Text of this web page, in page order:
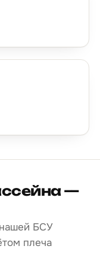
—
БСУ
плеча